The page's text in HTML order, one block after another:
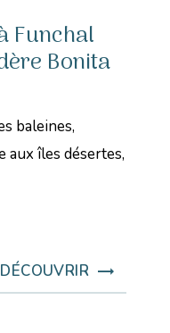
Funchal
Bonita
baleines,
aux îles désertes,
DÉCOUVRIR